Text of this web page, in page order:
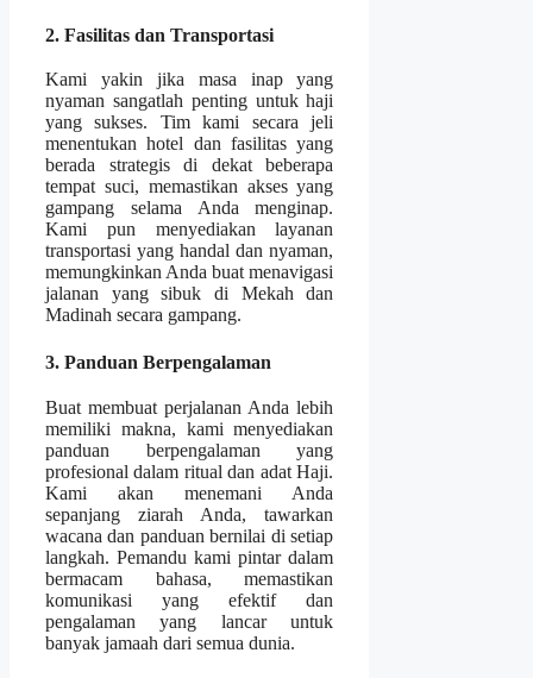
2. Fasilitas dan Transportasi
Kami yakin jika masa inap yang
nyaman sangatlah penting untuk haji
yang sukses. Tim kami secara jeli
menentukan hotel dan fasilitas yang
berada strategis di dekat beberapa
tempat suci, memastikan akses yang
gampang selama Anda menginap.
Kami pun menyediakan layanan
transportasi yang handal dan nyaman,
memungkinkan Anda buat menavigasi
jalanan yang sibuk di Mekah dan
Madinah secara gampang.
3. Panduan Berpengalaman
Buat membuat perjalanan Anda lebih
memiliki makna, kami menyediakan
panduan berpengalaman yang
profesional dalam ritual dan adat Haji.
Kami akan menemani Anda
sepanjang ziarah Anda, tawarkan
wacana dan panduan bernilai di setiap
langkah. Pemandu kami pintar dalam
bermacam bahasa, memastikan
komunikasi yang efektif dan
pengalaman yang lancar untuk
banyak jamaah dari semua dunia.